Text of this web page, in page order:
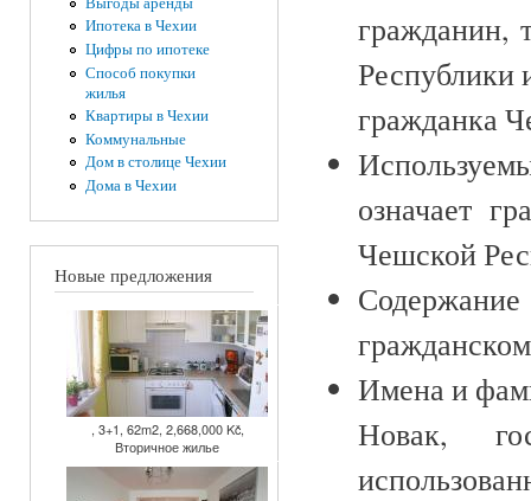
Ипотека в Чехии
Цифры по ипотеке
Способ покупки
жилья
Квартиры в Чехии
Коммунальные
Дом в столице Чехии
Дома в Чехии
Новые предложения
, 3+1, 62m2, 2,668,000 Kč,
Вторичное жилье
гражданин,
Республики
гражданка
означает
Чешской
Имена и
Новак,